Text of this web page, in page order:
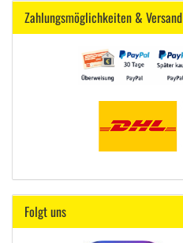
Zahlungsmöglichkeiten & Versand
Folgt uns